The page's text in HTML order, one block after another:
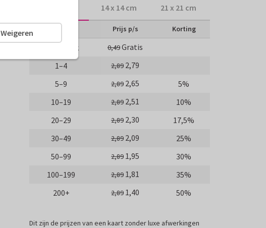
14 x 14 cm 21 x 21 cm
Prijs p/s Korting
Proefdruk 0,49Gratis
1–4
2,89 2,79
5–9
2,89 2,65
5%
10–19
2,89 2,51
10%
20–29
2,89 2,30
17,5%
30–49
2,89 2,09
25%
50–99
2,89 1,95
30%
100–199
2,89 1,81
35%
200+
2,89 1,40 50%
Dit zijn de prijzen van een kaart zonder luxe afwerkingen
Weigeren